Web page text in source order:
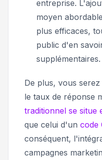
entreprise.
moyen
plus efficaces,
public d'en
supplémentaires.
De plus, vous
le taux de réponse
traditionnel se situe
que celui d'un code
conséquent,
campagnes